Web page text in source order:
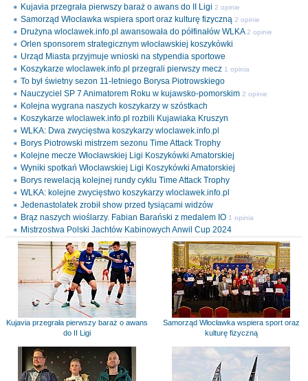
Kujavia przegrała pierwszy baraż o awans do II Ligi 2 opinie
Samorząd Włocławka wspiera sport oraz kulturę fizyczną 2 opinie
Drużyna wloclawek.info.pl awansowała do półfinałów WLKA 2 opinie
Orlen sponsorem strategicznym włocławskiej koszykówki
Urząd Miasta przyjmuje wnioski na stypendia sportowe
Koszykarze wloclawek.info.pl przegrali pierwszy mecz 1 opinia
To był świetny sezon 11-letniego Borysa Piotrowskiego
Nauczyciel SP 7 Animatorem Roku w kujawsko-pomorskim 2 opinie
Kolejna wygrana naszych koszykarzy w szóstkach
Koszykarze wloclawek.info.pl rozbili Kujawiaka Kruszyn
WLKA: Dwa zwycięstwa koszykarzy wloclawek.info.pl
Borys Piotrowski mistrzem sezonu Time Attack Trophy
Kolejne mecze Włocławskiej Ligi Koszykówki Amatorskiej
Wyniki spotkań Włocławskiej Ligi Koszykówki Amatorskiej
Borys rewelacją kolejnej rundy cyklu Time Attack Trophy
WLKA: kolejne zwycięstwo koszykarzy wloclawek.info.pl
Jedenastolatek zrobił show przed tysiącami widzów
Brąz naszych wioślarzy. Fabian Barański z medalem IO 1 opinia
Mistrzostwa Polski Jachtów Kabinowych Anwil Cup 2024
Kujavia przegrała pierwszy baraż o awans
do II Ligi
Samorząd Włocławka wspiera sport oraz
kulturę fizyczną